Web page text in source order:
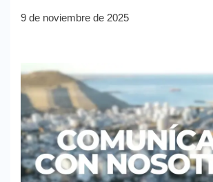
9 de noviembre de 2025